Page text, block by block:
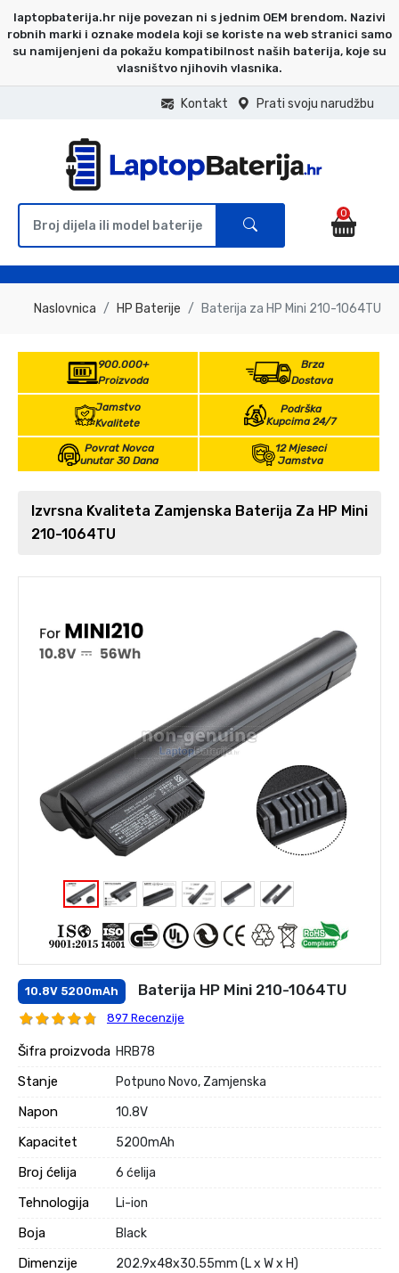
laptopbaterija.hr nije povezan ni s jednim OEM brendom. Nazivi
robnih marki i oznake modela koji se koriste na web stranici samo
su namijenjeni da pokažu kompatibilnost naših baterija, koje su
vlasništvo njihovih vlasnika.
Prati svoju narudžbu
Kontakt
0
Naslovnica HP Baterije Baterija za HP Mini 210-1064TU
900.000+
Proizvoda
Brza
Dostava
Jamstvo
Kvalitete
Podrška
Kupcima 24/7
Povrat Novca
unutar 30 Dana
12 Mjeseci
Jamstva
Izvrsna Kvaliteta Zamjenska Baterija Za HP Mini
210-1064TU
10.8V 5200mAh Baterija HP Mini 210-1064TU
897 Recenzije
Šifra proizvoda HRB78
Stanje Potpuno Novo, Zamjenska
Napon 10.8V
Kapacitet 5200mAh
Broj ćelija 6 ćelija
Tehnologija Li-ion
Boja Black
Dimenzije 202.9x48x30.55mm (L x W x H)